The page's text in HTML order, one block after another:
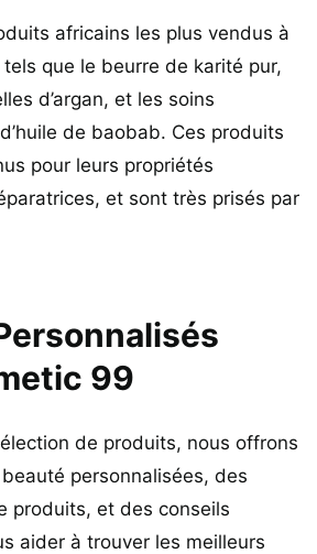
africains les plus vendus à
que le beurre de karité pur,
d’argan, et les soins
de baobab. Ces produits
pour leurs propriétés
et sont très prisés par
99
de produits, nous offrons
personnalisées, des
produits, et des conseils
aider à trouver les meilleurs